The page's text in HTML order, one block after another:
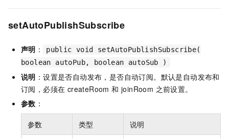
setAutoPublishSubscribe
声明 ：
public void setAutoPublishSubscribe(
boolean autoPub, boolean autoSub )
说明 ：设置是否自动发布，是否自动订阅。默认是自动发布和
订阅，必须在 createRoom 和 joinRoom 之前设置。
参数 ：
参数 类型 说明